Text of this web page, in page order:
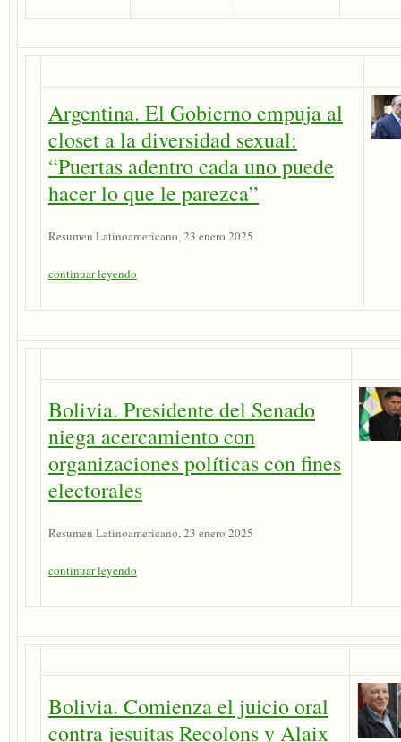
Argentina. El Gobierno empuja al
closet a la diversidad sexual:
“Puertas adentro cada uno puede
hacer lo que le parezca”
Resumen Latinoamericano, 23 enero 2025
continuar leyendo
Bolivia. Presidente del Senado
niega acercamiento con
organizaciones políticas con fines
electorales
Resumen Latinoamericano, 23 enero 2025
continuar leyendo
Bolivia. Comienza el juicio oral
contra jesuitas Recolons y Alaix